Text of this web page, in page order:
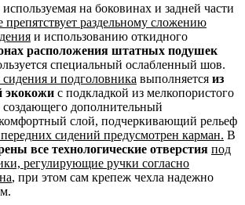
используемая на боковинах и задней части
препятствует раздельному сложению
и использованию откидного
расположения штатных подушек
специальный ослабленный шов.
сидения и подголовника выполняется из
экокожи с подкладкой из мелкопористого
дополнительный
слой, подчеркивающий рельеф
сидений предусмотрен карман. В
все технологические отверстия под
регулирующие ручки согласно
, при этом сам крепеж чехла надежно